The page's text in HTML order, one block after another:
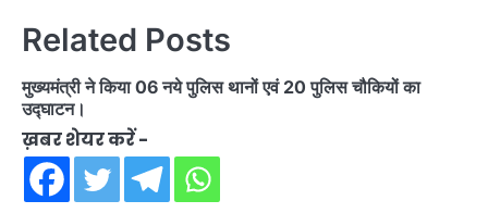
Related Posts
मुख्यमंत्री ने किया 06 नये पुलिस थानों एवं 20 पुलिस चौकियों का
उद्घाटन।
ख़बर शेयर करें -